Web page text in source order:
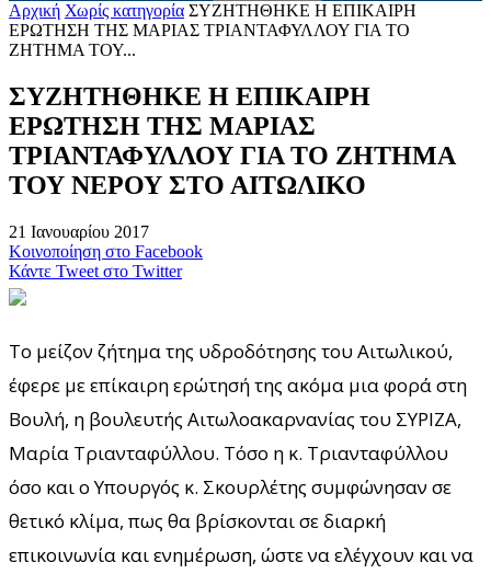
Αρχική Χωρίς κατηγορία ΣΥΖΗΤΗΘΗΚΕ Η ΕΠΙΚΑΙΡΗ
ΕΡΩΤΗΣΗ ΤΗΣ ΜΑΡΙΑΣ ΤΡΙΑΝΤΑΦΥΛΛΟΥ ΓΙΑ ΤΟ
ΖΗΤΗΜΑ ΤΟΥ...
ΣΥΖΗΤΗΘΗΚΕ Η ΕΠΙΚΑΙΡΗ
ΕΡΩΤΗΣΗ ΤΗΣ ΜΑΡΙΑΣ
ΤΡΙΑΝΤΑΦΥΛΛΟΥ ΓΙΑ ΤΟ ΖΗΤΗΜΑ
ΤΟΥ ΝΕΡΟΥ ΣΤΟ ΑΙΤΩΛΙΚΟ
21 Ιανουαρίου 2017
Κοινοποίηση στο Facebook
Κάντε Tweet στο Twitter
Το μείζον ζήτημα της υδροδότησης του Αιτωλικού,
έφερε με επίκαιρη ερώτησή της ακόμα μια φορά στη
Βουλή, η βουλευτής Αιτωλοακαρνανίας του ΣΥΡΙΖΑ,
Μαρία Τριανταφύλλου. Τόσο η κ. Τριανταφύλλου
όσο και ο Υπουργός κ. Σκουρλέτης συμφώνησαν σε
θετικό κλίμα, πως θα βρίσκονται σε διαρκή
επικοινωνία και ενημέρωση, ώστε να ελέγχουν και να